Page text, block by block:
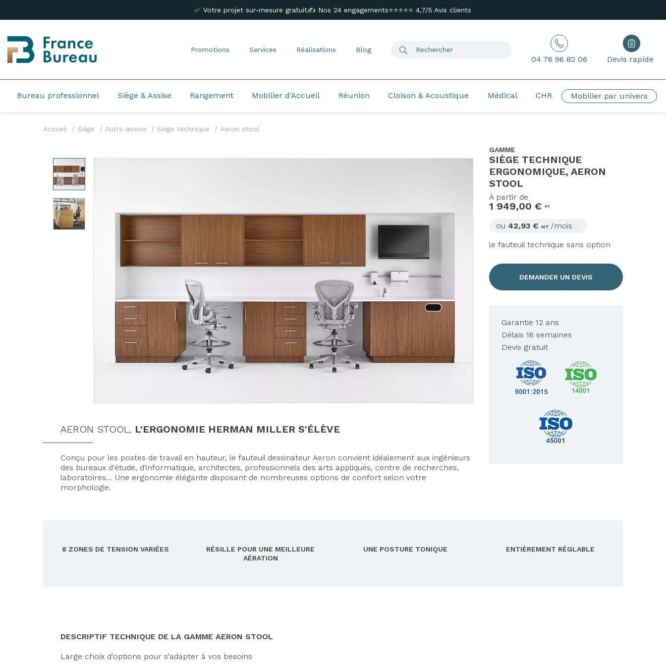
✅ Votre projet sur-mesure gratuit✍️ Nos 24 engagements⭐⭐⭐⭐⭐ 4,7/5 Avis clients
Promotions Services Réalisations Blog
04 76 96 82 06 Devis rapide
Bureau professionnel Siège & Assise Rangement Mobilier d'Accueil Réunion Cloison & Acoustique Médical CHR Mobilier par univers
Accueil Siège Autre assise Siège technique Aeron stool
GAMME
SIÈGE TECHNIQUE
ERGONOMIQUE, AERON
STOOL
À partir de
1 949,00 € HT
ou 42,93 € HT /mois
le fauteuil technique sans option
DEMANDER UN DEVIS
Garantie 12 ans
Délais 16 semaines
Devis gratuit
AERON STOOL, L'ERGONOMIE HERMAN MILLER S'ÉLÈVE
Conçu pour les postes de travail en hauteur, le fauteuil dessinateur Aeron convient idéalement aux ingénieurs
des bureaux d'étude, d'informatique, architectes, professionnels des arts appliqués, centre de recherches,
laboratoires... Une ergonomie élégante disposant de nombreuses options de confort selon votre
morphologie.
8 ZONES DE TENSION VARIÉES
RÉSILLE POUR UNE MEILLEURE
AÉRATION
UNE POSTURE TONIQUE ENTIÈREMENT RÉGLABLE
DESCRIPTIF TECHNIQUE DE LA GAMME AERON STOOL
Large choix d'options pour s'adapter à vos besoins